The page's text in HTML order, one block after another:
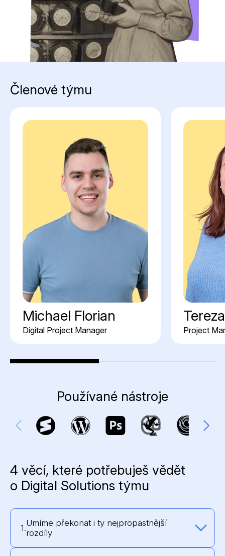
Členové týmu
Michael Florian
Digital Project Manager Project
Používané nástroje
4 věcí, které potřebuješ vědět
o Digital Solutions týmu
1.Umíme překonat i ty nejpropastnější
rozdíly